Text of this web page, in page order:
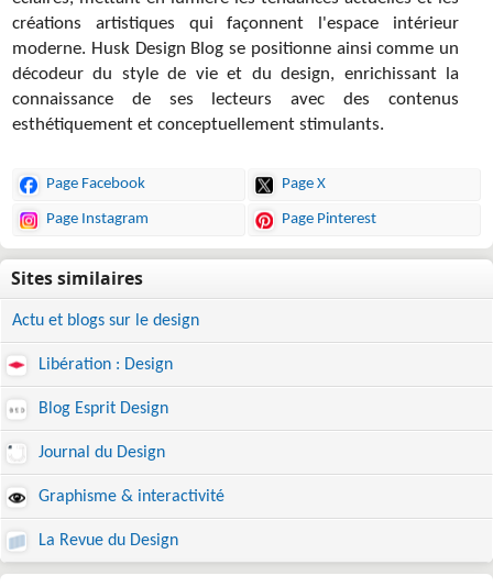
créations artistiques qui façonnent l'espace intérieur
moderne. Husk Design Blog se positionne ainsi comme un
décodeur du style de vie et du design, enrichissant la
connaissance de ses lecteurs avec des contenus
esthétiquement et conceptuellement stimulants.
Page Facebook Page X
Page Instagram Page Pinterest
Actu et blogs sur le design
Libération : Design
Blog Esprit Design
Journal du Design
Graphisme & interactivité
La Revue du Design